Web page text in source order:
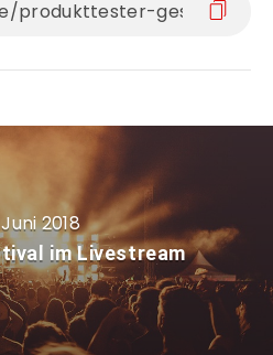
2018
im Livestream